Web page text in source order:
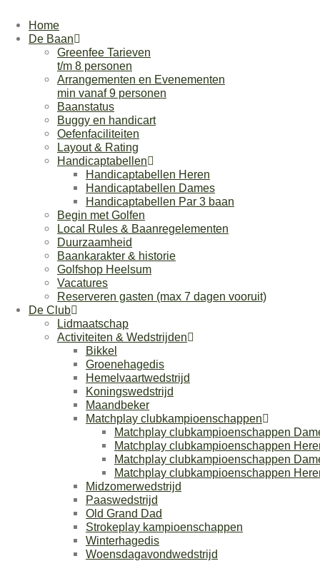
inhoud
Home
De Baan
Greenfee Tarieven
t/m 8 personen
Arrangementen en Evenementen
min vanaf 9 personen
Baanstatus
Buggy en handicart
Oefenfaciliteiten
Layout & Rating
Handicaptabellen
Handicaptabellen Heren
Handicaptabellen Dames
Handicaptabellen Par 3 baan
Begin met Golfen
Local Rules & Baanregelementen
Duurzaamheid
Baankarakter & historie
Golfshop Heelsum
Vacatures
Reserveren gasten (max 7 dagen vooruit)
De Club
Lidmaatschap
Activiteiten & Wedstrijden
Bikkel
Groenehagedis
Hemelvaartwedstrijd
Koningswedstrijd
Maandbeker
Matchplay clubkampioenschappen
Matchplay clubkampioenschappen
Matchplay clubkampioenschappen
Matchplay clubkampioenschappen
Matchplay clubkampioenschappen
Midzomerwedstrijd
Paaswedstrijd
Old Grand Dad
Strokeplay kampioenschappen
Winterhagedis
Woensdagavondwedstrijd